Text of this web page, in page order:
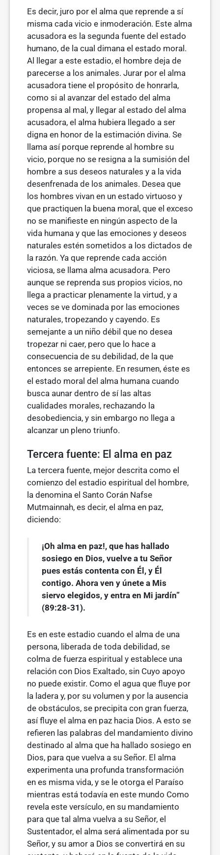
Es decir, juro por el alma que reprende a sí
misma cada vicio e inmoderación. Este alma
acusadora es la segunda fuente del estado
humano, de la cual dimana el estado moral.
Al llegar a este estadio, el hombre deja de
parecerse a los animales. Jurar por el alma
acusa­dora tiene el propósito de honrarla,
como si al avanzar del estado del alma
propensa al mal, y llegar al estado del alma
acusadora, el alma hubiera llegado a ser
digna en honor de la estimación divina. Se
llama así porque reprende al hombre su
vicio, porque no se resigna a la sumisión del
hombre a sus deseos naturales y a la vida
desenfrenada de los animales. Desea que
los hombres vivan en un estado virtuoso y
que practiquen la buena moral, que el exceso
no se manifieste en ningún aspecto de la
vida humana y que las emociones y deseos
naturales estén sometidos a los dictados de
la razón. Ya que reprende cada acción
viciosa, se llama alma acusadora. Pero
aunque se reprenda sus propios vicios, no
llega a practicar plenamente la virtud, y a
veces se ve dominada por las emociones
naturales, tropezando y cayendo. Es
semejante a un niño débil que no desea
tropezar ni caer, pero que lo hace a
consecuencia de su debilidad, de la que
entonces se arrepiente. En resu­men, éste es
el estado moral del alma humana cuando
busca aunar dentro de sí las altas
cualidades morales, rechazando la
desobediencia, y sin embargo no llega a
alcanzar un pleno triunfo.
Tercera fuente: El alma en paz
La tercera fuente, mejor descrita como el
comienzo del estadio espiritual del hombre,
la denomina el Santo Corán Nafse
Mutmainnah, es decir, el alma en paz,
diciendo:
¡Oh alma en paz!, que has hallado
sosiego en Dios, vuelve a tu Señor
pues estás contenta con Él, y Él
contigo. Ahora ven y únete a Mis
siervo elegidos, y entra en Mi jardín”
(89:28-31).
Es en este estadio cuando el alma de una
persona, liberada de toda debilidad, se
colma de fuerza espiritual y establece una
relación con Dios Exaltado, sin Cuyo apoyo
no puede existir. Como el agua que fluye por
la ladera y, por su volumen y por la ausencia
de obstáculos, se precipita con gran fuerza,
así fluye el alma en paz hacia Dios. A esto se
refieren las palabras del mandamiento divino
destinado al alma que ha hallado sosiego en
Dios, para que vuelva a su Señor. El alma
experimenta una profunda transformación
en es misma vida, y se le otorga el Paraíso
mientras está todavía en este mundo Como
revela este versículo, en su mandamiento
para que tal alma vuelva a su Señor, el
Sustentador, el alma será alimentada por su
Señor, y su amor a Dios se convertirá en su